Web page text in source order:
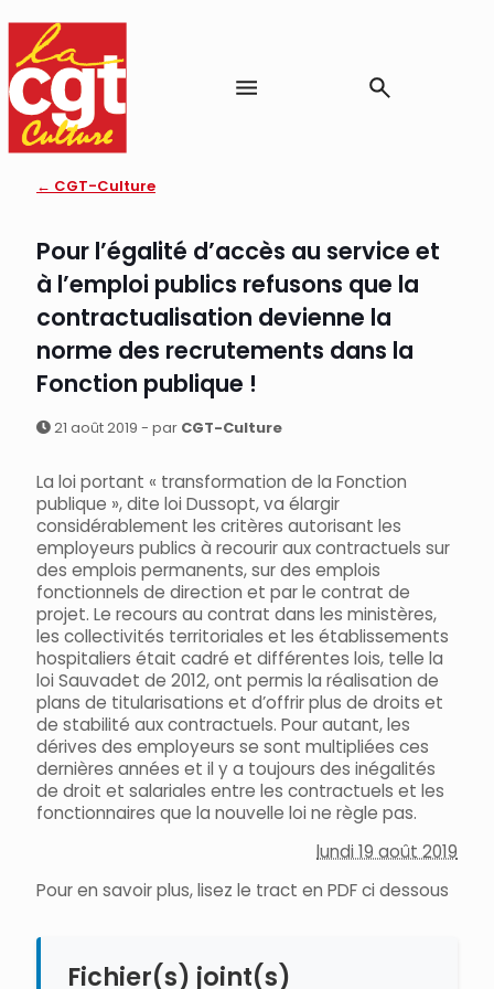
← CGT-Culture
Pour l’égalité d’accès au service et
à l’emploi publics refusons que la
contractualisation devienne la
norme des recrutements dans la
Fonction publique !
21 août 2019 - par CGT-Culture
La loi portant « transformation de la Fonction
publique », dite loi Dussopt, va élargir
considérablement les critères autorisant les
employeurs publics à recourir aux contractuels sur
des emplois permanents, sur des emplois
fonctionnels de direction et par le contrat de
projet. Le recours au contrat dans les ministères,
les collectivités territoriales et les établissements
hospitaliers était cadré et différentes lois, telle la
loi Sauvadet de 2012, ont permis la réalisation de
plans de titularisations et d’offrir plus de droits et
de stabilité aux contractuels. Pour autant, les
dérives des employeurs se sont multipliées ces
dernières années et il y a toujours des inégalités
de droit et salariales entre les contractuels et les
fonctionnaires que la nouvelle loi ne règle pas.
lundi 19 août 2019
Pour en savoir plus, lisez le tract en PDF ci dessous
Fichier(s) joint(s)